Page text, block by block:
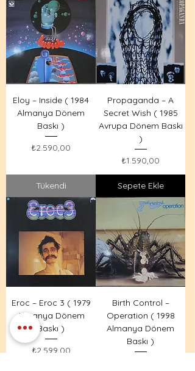
Eloy – Inside ( 1984
Almanya Dönem
Baskı )
Fiyat
₺2.590,00
Tükendi
Propaganda – A
Secret Wish ( 1985
Avrupa Dönem Baskı
)
Fiyat
₺1.590,00
Sepete Ekle
Eroc – Eroc 3 ( 1979
Almanya Dönem
Baskı )
Fiyat
₺2.599,00
Birth Control –
Operation ( 1998
Almanya Dönem
Baskı )